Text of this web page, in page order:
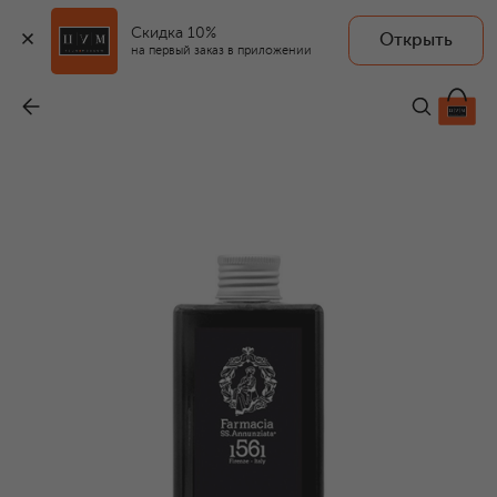
Скидка 10%
на первый заказ в приложении
Открыть
FARMACIA.SS ANNUNZIATA 1561
9 500 ₽